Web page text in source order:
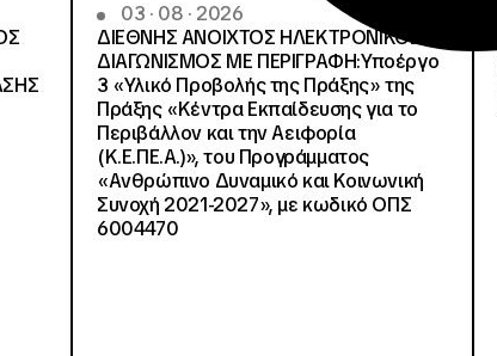
03 · 08 · 2026
ΔΙΕΘΝΗΣ ΑΝΟΙΧΤΟΣ ΗΛΕΚΤΡΟΝΙΚΟΣ
ΔΙΑΓΩΝΙΣΜΟΣ ΜΕ ΠΕΡΙΓΡΑΦΗ:Υποέργο
3 «Υλικό Προβολής της Πράξης» της
Πράξης «Κέντρα Εκπαίδευσης για το
Περιβάλλον και την Αειφορία
(Κ.Ε.ΠΕ.Α.)», του Προγράμματος
«Ανθρώπινο Δυναμικό και Κοινωνική
Συνοχή 2021-2027», με κωδικό ΟΠΣ
6004470